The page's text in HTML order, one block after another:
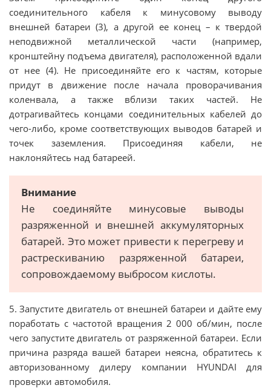
соединительного кабеля к минусовому выводу
внешней батареи (3), а другой ее конец – к твердой
неподвижной металлической части (например,
кронштейну подъема двигателя), расположенной вдали
от нее (4). Не присоединяйте его к частям, которые
придут в движение после начала проворачивания
коленвала, а также вблизи таких частей. Не
дотрагивайтесь концами соединительных кабелей до
чего-либо, кроме соответствующих выводов батарей и
точек заземления. Присоединяя кабели, не
наклоняйтесь над батареей.
Внимание
Не соединяйте минусовые выводы
разряженной и внешней аккумуляторных
батарей. Это может привести к перегреву и
растрескиванию разряженной батареи,
сопровождаемому выбросом кислоты.
5. Запустите двигатель от внешней батареи и дайте ему
поработать с частотой вращения 2 000 об/мин, после
чего запустите двигатель от разряженной батареи. Если
причина разряда вашей батареи неясна, обратитесь к
авторизованному дилеру компании HYUNDAI для
проверки автомобиля.